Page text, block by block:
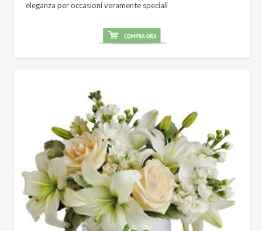
eleganza per occasioni veramente speciali